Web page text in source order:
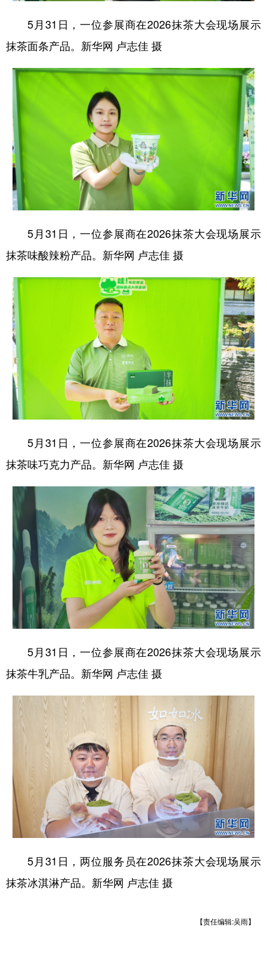
5月31日，一位参展商在2026抹茶大会现场展示
抹茶面条产品。新华网 卢志佳 摄
5月31日，一位参展商在2026抹茶大会现场展示
抹茶味酸辣粉产品。新华网 卢志佳 摄
5月31日，一位参展商在2026抹茶大会现场展示
抹茶味巧克力产品。新华网 卢志佳 摄
5月31日，一位参展商在2026抹茶大会现场展示
抹茶牛乳产品。新华网 卢志佳 摄
5月31日，两位服务员在2026抹茶大会现场展示
抹茶冰淇淋产品。新华网 卢志佳 摄
【责任编辑:吴雨】